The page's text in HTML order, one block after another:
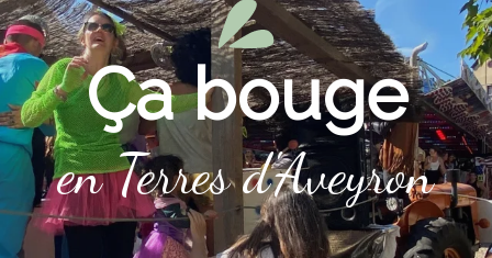
Ça bouge
en Terres d'Aveyron